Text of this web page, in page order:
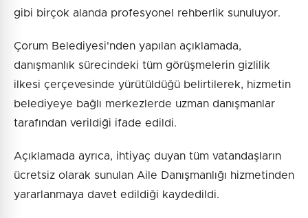
gibi birçok alanda profesyonel rehberlik sunuluyor.
Çorum Belediyesi'nden yapılan açıklamada,
danışmanlık sürecindeki tüm görüşmelerin gizlilik
ilkesi çerçevesinde yürütüldüğü belirtilerek, hizmetin
belediyeye bağlı merkezlerde uzman danışmanlar
tarafından verildiği ifade edildi.
Açıklamada ayrıca, ihtiyaç duyan tüm vatandaşların
ücretsiz olarak sunulan Aile Danışmanlığı hizmetinden
yararlanmaya davet edildiği kaydedildi.